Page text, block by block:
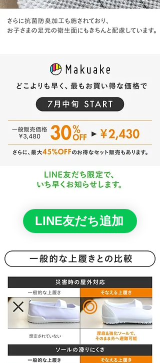
LINE友だち追加